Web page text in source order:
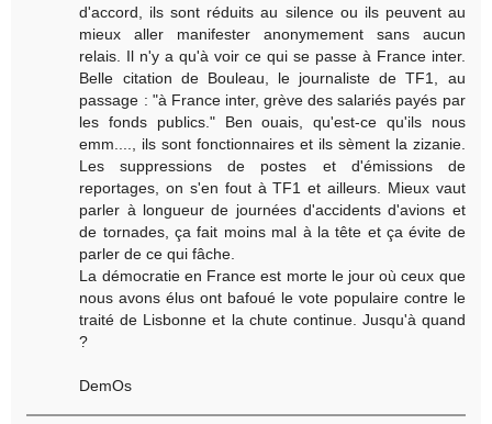
d'accord, ils sont réduits au silence ou ils peuvent au
mieux aller manifester anonymement sans aucun
relais. Il n'y a qu'à voir ce qui se passe à France inter.
Belle citation de Bouleau, le journaliste de TF1, au
passage : "à France inter, grève des salariés payés par
les fonds publics." Ben ouais, qu'est-ce qu'ils nous
emm...., ils sont fonctionnaires et ils sèment la zizanie.
Les suppressions de postes et d'émissions de
reportages, on s'en fout à TF1 et ailleurs. Mieux vaut
parler à longueur de journées d'accidents d'avions et
de tornades, ça fait moins mal à la tête et ça évite de
parler de ce qui fâche.
La démocratie en France est morte le jour où ceux que
nous avons élus ont bafoué le vote populaire contre le
traité de Lisbonne et la chute continue. Jusqu'à quand
?
DemOs